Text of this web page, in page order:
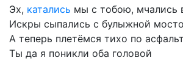
Эх, катались мы с тобою, мчались
Искры сыпались с булыжной
А теперь плетёмся тихо по
Ты да я поникли оба головой